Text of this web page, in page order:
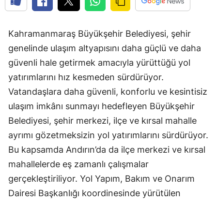
Kahramanmaraş Büyükşehir Belediyesi, şehir
genelinde ulaşım altyapısını daha güçlü ve daha
güvenli hale getirmek amacıyla yürüttüğü yol
yatırımlarını hız kesmeden sürdürüyor.
Vatandaşlara daha güvenli, konforlu ve kesintisiz
ulaşım imkânı sunmayı hedefleyen Büyükşehir
Belediyesi, şehir merkezi, ilçe ve kırsal mahalle
ayrımı gözetmeksizin yol yatırımlarını sürdürüyor.
Bu kapsamda Andırın’da da ilçe merkezi ve kırsal
mahallelerde eş zamanlı çalışmalar
gerçekleştiriliyor. Yol Yapım, Bakım ve Onarım
Dairesi Başkanlığı koordinesinde yürütülen